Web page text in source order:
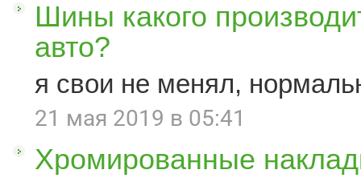
Шины какого
авто?
я свои не менял,
21 мая 2019 в 05:41
Хромированные